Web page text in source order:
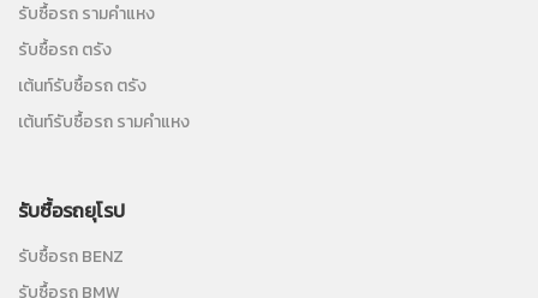
รับซื้อรถ รามคำแหง
รับซื้อรถ ตรัง
เต้นท์รับซื้อรถ ตรัง
เต้นท์รับซื้อรถ รามคำแหง
รับซื้อรถยุโรป
รับซื้อรถ BENZ
รับซื้อรถ BMW